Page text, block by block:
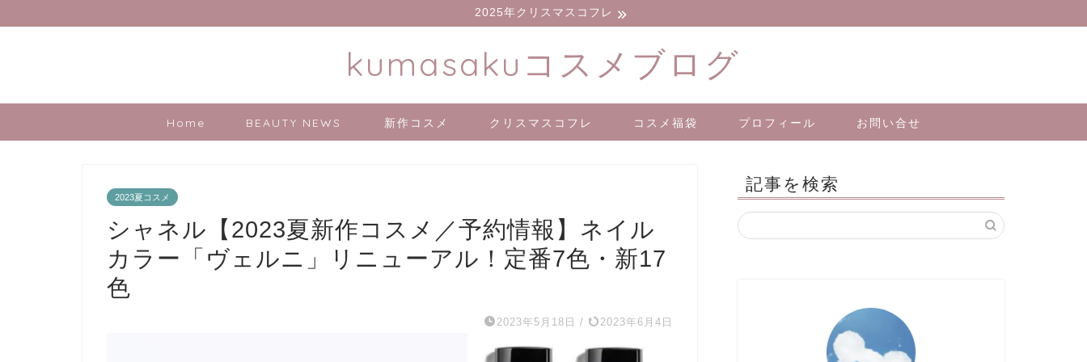
2025年クリスマスコフレ
kumasakuコスメブログ
Home BEAUTY NEWS 新作コスメ クリスマスコフレ コスメ福袋 プロフィール お問い合せ
2023夏コスメ
シャネル【2023夏新作コスメ／予約情報】ネイル
カラー「ヴェルニ」リニューアル！定番7色・新17
色
2023年5月18日 / 2023年6月4日
記事を検索